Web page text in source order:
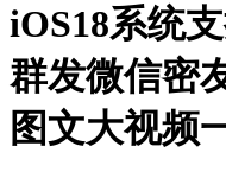
iOS18系统
群发微信密
图文大视频